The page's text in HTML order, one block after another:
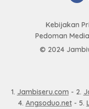
Kebijakan
Pedoman
© 2024
1. Jambiseru.com - 2.
4. Angsoduo.net- 5.